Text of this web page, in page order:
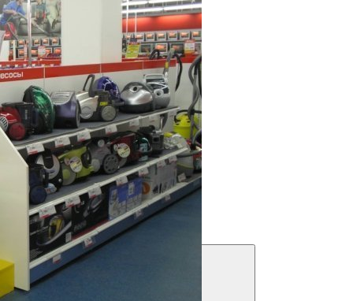
Выполнено более 2000 проектов!
Посмотреть портфолио
Решения для бизнеса
Посмотреть предложения
Фильтры